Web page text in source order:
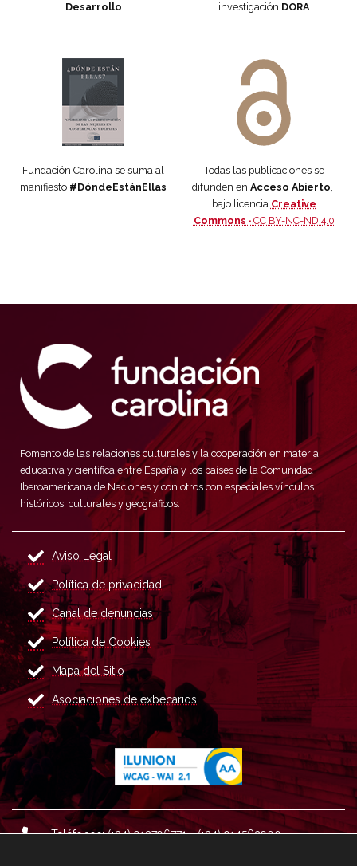
Desarrollo
investigación DORA
Fundación Carolina se suma al
manifiesto #DóndeEstánEllas
Todas las publicaciones se
difunden en Acceso Abierto
bajo licencia Creative
Commons · CC BY-NC-ND 4.0
Fomento de las relaciones culturales y la cooperación en materia
educativa y científica entre España y los países de la Comunidad
Iberoamericana de Naciones y con otros con especiales vínculos
históricos, culturales y geográficos.
Aviso Legal
Política de privacidad
Canal de denuncias
Política de Cookies
Mapa del Sitio
Asociaciones de exbecarios
Teléfonos: (+34) 913796771 - (+34) 914562900